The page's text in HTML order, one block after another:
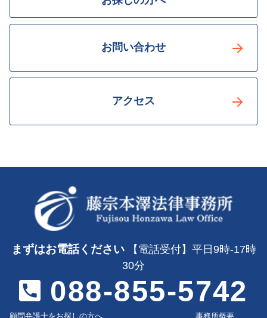
お問い合わせ
アクセス
まずはお電話ください【電話受付】平日9時-17時
30分
088-855-5742
顧問弁護士をお探しの方へ 事務所概要